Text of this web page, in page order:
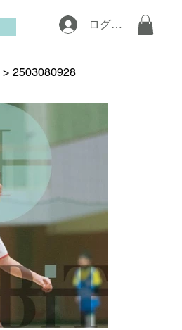
お問い合わせ
ログイン
> 2503080928